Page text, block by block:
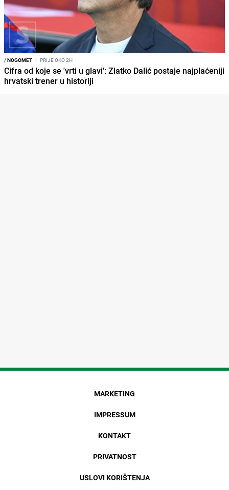
/NOGOMET I PRIJE OKO 2H
Cifra od koje se 'vrti u glavi': Zlatko Dalić postaje najplaćeniji
hrvatski trener u historiji
MARKETING
IMPRESSUM
KONTAKT
PRIVATNOST
USLOVI KORIŠTENJA